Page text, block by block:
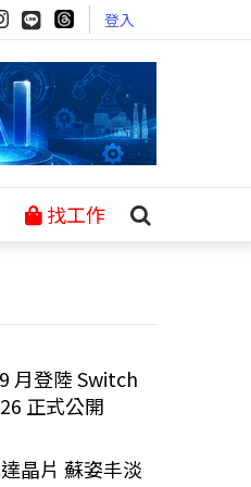
登入
找工作
月登陸 Switch
正式公開
晶片 蘇姿丰淡